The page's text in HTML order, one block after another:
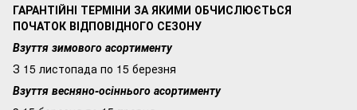
ГАРАНТІЙНІ ТЕРМІНИ ЗА ЯКИМИ ОБЧИСЛЮЄТЬСЯ
ПОЧАТОК ВІДПОВІДНОГО СЕЗОНУ
Взуття зимового асортименту
З 15 листопада по 15 березня
Взуття весняно-осіннього асортименту